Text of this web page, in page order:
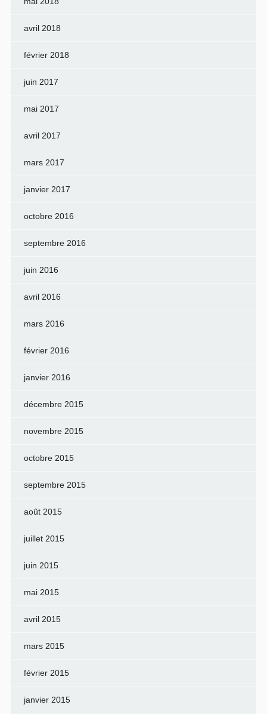
avril 2018
février 2018
juin 2017
mai 2017
avril 2017
mars 2017
janvier 2017
octobre 2016
septembre 2016
juin 2016
avril 2016
mars 2016
février 2016
janvier 2016
décembre 2015
novembre 2015
octobre 2015
septembre 2015
août 2015
juillet 2015
juin 2015
mai 2015
avril 2015
mars 2015
février 2015
janvier 2015